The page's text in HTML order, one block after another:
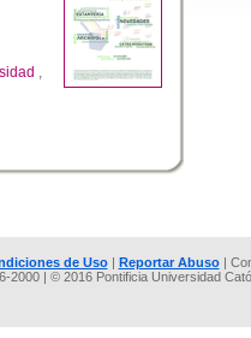
,
de Uso| Reportar Abuso|
2000 | © 2016 Pontificia Universidad